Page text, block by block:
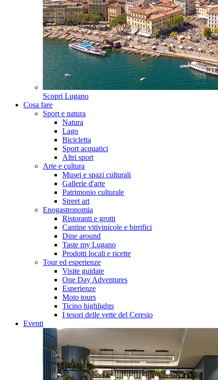
Scopri Lugano
Cosa fare
Sport e natura
Natura
Lago
Bicicletta
Sport acquatici
Altri sport
Arte e cultura
Musei e spazi culturali
Gallerie d'arte
Patrimonio culturale
Street art
Enogastronomia
Ristoranti e grotti
Cantine vitivinicole e birrifici
Dine around
Taste my Lugano
Prodotti locali e ricette
Tour ed esperienze
Visite guidate
One Day Adventures
Esperienze
Moto tours
Ticino highlights
I tesori delle vette del Ceresio
Eventi